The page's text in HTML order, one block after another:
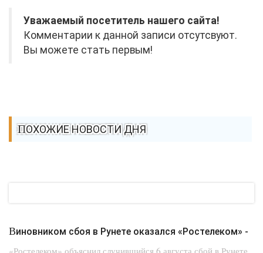
Уважаемый посетитель нашего сайта!
Комментарии к данной записи отсутсвуют.
Вы можете стать первым!
ПОХОЖИЕ НОВОСТИ ДНЯ
Виновником сбоя в Рунете оказался «Ростелеком» -
«Ростелеком» объяснил случившийся 6 августа сбой в Рунете